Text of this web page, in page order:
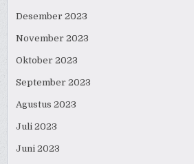
Desember 2023
November 2023
Oktober 2023
September 2023
Agustus 2023
Juli 2023
Juni 2023